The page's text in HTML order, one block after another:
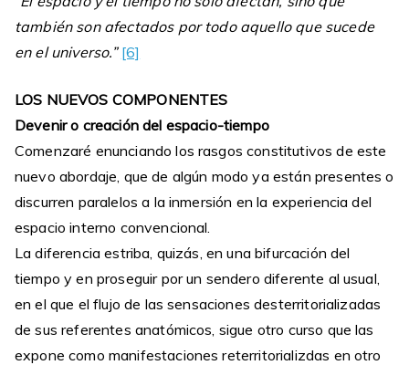
también son afectados por todo aquello que sucede
en el universo.” [6]
LOS NUEVOS COMPONENTES
Devenir o creación del espacio-tiempo
Comenzaré enunciando los rasgos constitutivos de este
nuevo abordaje, que de algún modo ya están presentes o
discurren paralelos a la inmersión en la experiencia del
espacio interno convencional.
La diferencia estriba, quizás, en una bifurcación del
tiempo y en proseguir por un sendero diferente al usual,
en el que el flujo de las sensaciones desterritorializadas
de sus referentes anatómicos, sigue otro curso que las
expone como manifestaciones reterritorializdas en otro